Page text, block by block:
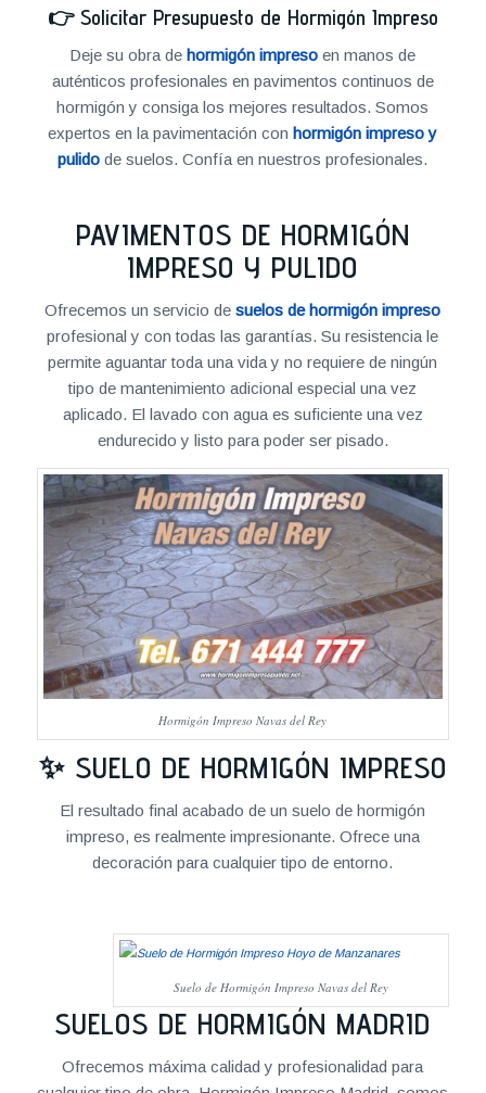
👉 Solicitar Presupuesto de Hormigón Impreso
Deje su obra dehormigón impreso en manos de
auténticos profesionales en pavimentos continuos de
hormigón y consiga los mejores resultados. Somos
expertos en la pavimentación conhormigón impreso y
pulido de suelos. Confía en nuestros profesionales.
PAVIMENTOS DE HORMIGÓN
IMPRESO Y PULIDO
Ofrecemos un servicio desuelos de hormigón impreso
profesional y con todas las garantías. Su resistencia le
permite aguantar toda una vida y no requiere de ningún
tipo de mantenimiento adicional especial una vez
aplicado. El lavado con agua es suficiente una vez
endurecido y listo para poder ser pisado.
Hormigón Impreso Navas del Rey
✨ SUELO DE HORMIGÓN IMPRESO
El resultado final acabado de un suelo de hormigón
impreso, es realmente impresionante. Ofrece una
decoración para cualquier tipo de entorno.
Suelo de Hormigón Impreso Navas del Rey
SUELOS DE HORMIGÓN MADRID
Ofrecemos máxima calidad y profesionalidad para